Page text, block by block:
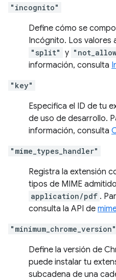
"incognito"
Define cómo se
Incógnito. Los valores
"split" y
información, consulta
"key"
Especifica el ID de tu
de uso de desarrollo.
información, consulta
"mime_types_handler"
Registra la extensión
tipos de MIME
application/pdf .
consulta la API de
"minimum_chrome_version"
Define la versión de
puede instalar tu
subcadena de una